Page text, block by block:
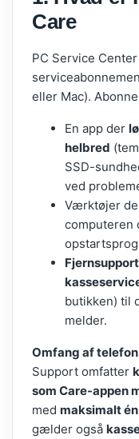
Care
PC Service
eller Mac).
En app der
helbred
SSD-
ved
Værktøjer
computeren
Fjernsupport
butikken) til
melder.
Omfang af
Support omfatter
som Care-appen
med maksimalt
gælder også